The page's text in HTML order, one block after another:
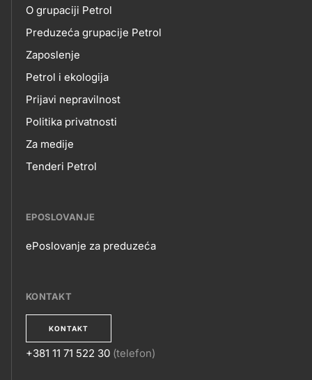
NAMA
O grupaciji Petrol
Preduzeća grupacije Petrol
Zaposlenje
Petrol i ekologija
Prijavi nepravilnost
Politika privatnosti
Za medije
Tenderi Petrol
EPOSLOVANJE
ePoslovanje za preduzeća
KONTAKT
KONTAKT
+381 11 71 522 30 (telefon)